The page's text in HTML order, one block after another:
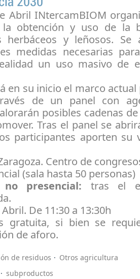
Abril INtercamBIOM
obtención y uso de la
herbáceos y leñosos. Se
medidas necesarias
un uso masivo de
en su inicio el marco actual
de un panel con
posibles cadenas
Tras el panel se
participantes aporten su
Centro de
(sala hasta 50 personas)
presencial: tras el
De 11:30 a 13:30h
gratuita, si bien se
de aforo.
de residuos
Otros agricultura
subproductos